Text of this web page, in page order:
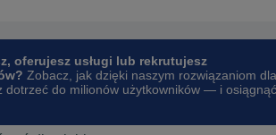
oferujesz usługi lub rekrutujesz
Zobacz, jak dzięki naszym rozwiązaniom dla
dotrzeć do milionów użytkowników — i osiągnąć